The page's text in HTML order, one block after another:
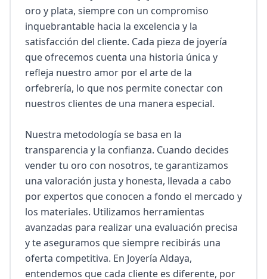
oro y plata, siempre con un compromiso
inquebrantable hacia la excelencia y la
satisfacción del cliente. Cada pieza de joyería
que ofrecemos cuenta una historia única y
refleja nuestro amor por el arte de la
orfebrería, lo que nos permite conectar con
nuestros clientes de una manera especial.
Nuestra metodología se basa en la
transparencia y la confianza. Cuando decides
vender tu oro con nosotros, te garantizamos
una valoración justa y honesta, llevada a cabo
por expertos que conocen a fondo el mercado y
los materiales. Utilizamos herramientas
avanzadas para realizar una evaluación precisa
y te aseguramos que siempre recibirás una
oferta competitiva. En Joyería Aldaya,
entendemos que cada cliente es diferente, por